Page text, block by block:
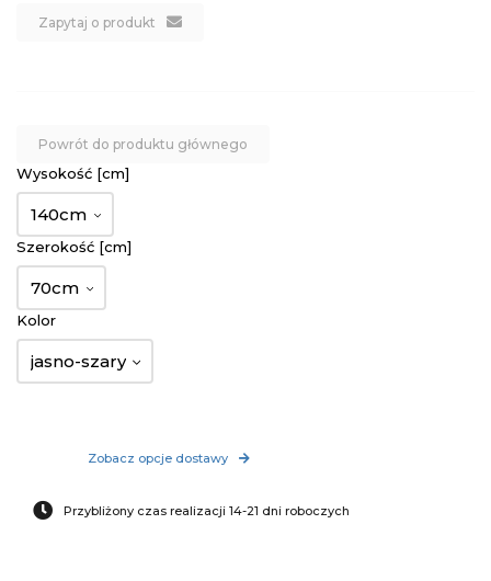
Zapytaj o produkt
Powrót do produktu głównego
Wysokość [cm]
140cm
Szerokość [cm]
70cm
Kolor
jasno-szary
Zobacz opcje dostawy
Przybliżony czas realizacji 14-21 dni roboczych